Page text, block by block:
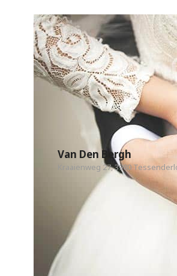
Van Den Bergh
Kraaienweg 27, 3980